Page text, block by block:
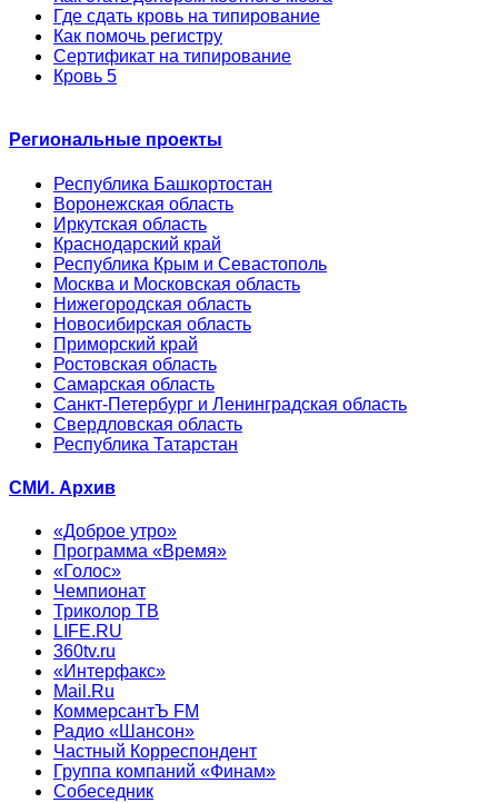
Где сдать кровь на типирование
Как помочь регистру
Сертификат на типирование
Кровь 5
Региональные проекты
Республика Башкортостан
Воронежская область
Иркутская область
Краснодарский край
Республика Крым и Севастополь
Москва и Московская область
Нижегородская область
Новосибирская область
Приморский край
Ростовская область
Самарская область
Санкт-Петербург и Ленинградская область
Свердловская область
Республика Татарстан
СМИ. Архив
«Доброе утро»
Программа «Время»
«Голос»
Чемпионат
Триколор ТВ
LIFE.RU
360tv.ru
«Интерфакс»
Mail.Ru
КоммерсантЪ FM
Радио «Шансон»
Частный Корреспондент
Группа компаний «Финам»
Собеседник